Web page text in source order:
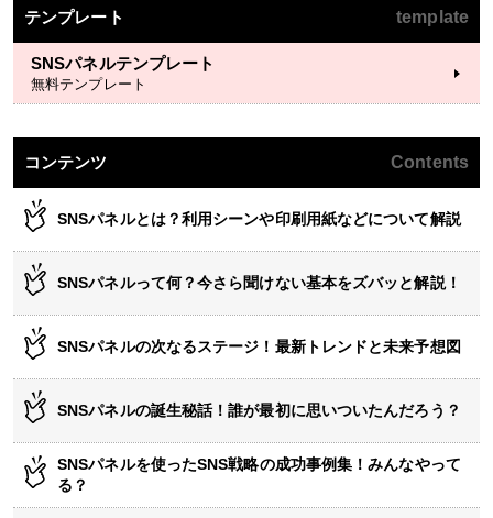
テンプレート template
SNSパネルテンプレート
無料テンプレート
コンテンツ Contents
SNSパネルとは？利用シーンや印刷用紙などについて解説
SNSパネルって何？今さら聞けない基本をズバッと解説！
SNSパネルの次なるステージ！最新トレンドと未来予想図
SNSパネルの誕生秘話！誰が最初に思いついたんだろう？
SNSパネルを使ったSNS戦略の成功事例集！みんなやって
る？